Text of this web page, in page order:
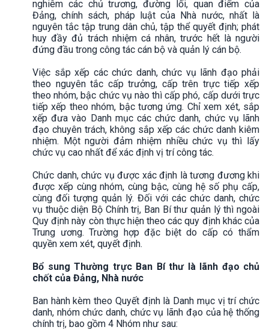
nghiêm các chủ trương, đường lối, quan điểm của
Đảng, chính sách, pháp luật của Nhà nước, nhất là
nguyên tắc tập trung dân chủ, tập thể quyết định; phát
huy đầy đủ trách nhiệm cá nhân, trước hết là người
đứng đầu trong công tác cán bộ và quản lý cán bộ.
Việc sắp xếp các chức danh, chức vụ lãnh đạo phải
theo nguyên tắc cấp trưởng, cấp trên trực tiếp xếp
theo nhóm, bậc chức vụ nào thì cấp phó, cấp dưới trực
tiếp xếp theo nhóm, bậc tương ứng. Chỉ xem xét, sắp
xếp đưa vào Danh mục các chức danh, chức vụ lãnh
đạo chuyên trách, không sắp xếp các chức danh kiêm
nhiệm. Một người đảm nhiệm nhiều chức vụ thì lấy
chức vụ cao nhất để xác định vị trí công tác.
Chức danh, chức vụ được xác định là tương đương khi
được xếp cùng nhóm, cùng bậc, cùng hệ số phụ cấp,
cùng đối tượng quản lý. Đối với các chức danh, chức
vụ thuộc diện Bộ Chính trị, Ban Bí thư quản lý thì ngoài
Quy định này còn thực hiện theo các quy định khác của
Trung ương. Trường hợp đặc biệt do cấp có thẩm
quyền xem xét, quyết định.
Bổ sung Thường trực Ban Bí thư là lãnh đạo chủ
chốt của Đảng, Nhà nước
Ban hành kèm theo Quyết định là Danh mục vị trí chức
danh, nhóm chức danh, chức vụ lãnh đạo của hệ thống
chính trị, bao gồm 4 Nhóm như sau: